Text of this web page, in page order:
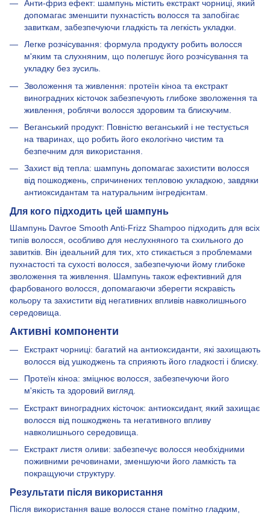
Анти-фриз ефект: шампунь містить екстракт чорниці, який
допомагає зменшити пухнастість волосся та запобігає
завиткам, забезпечуючи гладкість та легкість укладки.
Легке розчісування: формула продукту робить волосся
м'яким та слухняним, що полегшує його розчісування та
укладку без зусиль.
Зволоження та живлення: протеїн кіноа та екстракт
виноградних кісточок забезпечують глибоке зволоження та
живлення, роблячи волосся здоровим та блискучим.
Веганський продукт: Повністю веганський і не тестується
на тваринах, що робить його екологічно чистим та
безпечним для використання.
Захист від тепла: шампунь допомагає захистити волосся
від пошкоджень, спричинених тепловою укладкою, завдяки
антиоксидантам та натуральним інгредієнтам.
Для кого підходить цей шампунь
Шампунь Davroe Smooth Anti-Frizz Shampoo підходить для всіх
типів волосся, особливо для неслухняного та схильного до
завитків. Він ідеальний для тих, хто стикається з проблемами
пухнастості та сухості волосся, забезпечуючи йому глибоке
зволоження та живлення. Шампунь також ефективний для
фарбованого волосся, допомагаючи зберегти яскравість
кольору та захистити від негативних впливів навколишнього
середовища.
Активні компоненти
Екстракт чорниці: багатий на антиоксиданти, які захищають
волосся від ушкоджень та сприяють його гладкості і блиску.
Протеїн кіноа: зміцнює волосся, забезпечуючи його
м'якість та здоровий вигляд.
Екстракт виноградних кісточок: антиоксидант, який захищає
волосся від пошкоджень та негативного впливу
навколишнього середовища.
Екстракт листя оливи: забезпечує волосся необхідними
поживними речовинами, зменшуючи його ламкість та
покращуючи структуру.
Результати після використання
Після використання ваше волосся стане помітно гладким,